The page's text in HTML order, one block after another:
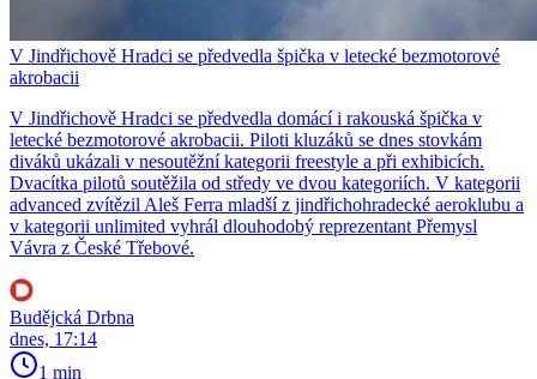
V Jindřichově Hradci se předvedla špička v letecké bezmotorové
akrobacii
V Jindřichově Hradci se předvedla domácí i rakouská špička v
letecké bezmotorové akrobacii. Piloti kluzáků se dnes stovkám
diváků ukázali v nesoutěžní kategorii freestyle a při exhibicích.
Dvacítka pilotů soutěžila od středy ve dvou kategoriích. V kategorii
advanced zvítězil Aleš Ferra mladší z jindřichohradecké aeroklubu a
v kategorii unlimited vyhrál dlouhodobý reprezentant Přemysl
Vávra z České Třebové.
Budějcká Drbna
dnes, 17:14
1 min